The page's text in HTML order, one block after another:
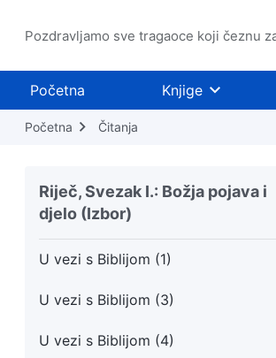
Pozdravljamo sve tragaoce koji čeznu
Početna Knjige
Početna Čitanja
Riječ, Svezak I.: Božja pojava i
djelo (Izbor)
Svi oni koji ne poznaju Boga oni su
koji se Bogu opiru
Vizija Božjeg djela (2)
U vezi s Biblijom (1)
U vezi s Biblijom (3)
U vezi s Biblijom (4)